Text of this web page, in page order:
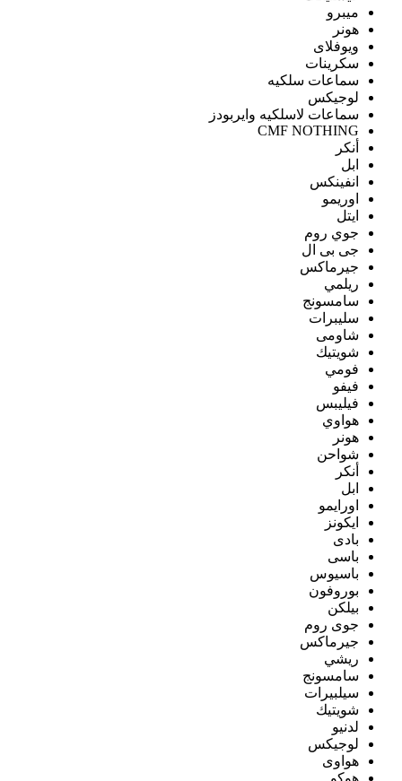
ميبرو
هونر
ويوفلاى
سكرينات
سماعات سلكيه
لوجيكس
سماعات لاسلكيه وايربودز
CMF NOTHING
أنكر
ابل
انفينكس
اوريمو
ايتل
جوي روم
جى بى ال
جيرماكس
ريلمي
سامسونج
سليبرات
شاومى
شويتيك
فومي
فيفو
فيليبس
هواوي
هونر
شواحن
أنكر
ابل
اورايمو
ايكونز
بادى
باسى
باسيوس
بوروفون
بيلكن
جوى روم
جيرماكس
ريشي
سامسونج
سيلبيرات
شويتيك
لدنيو
لوجيكس
هواوى